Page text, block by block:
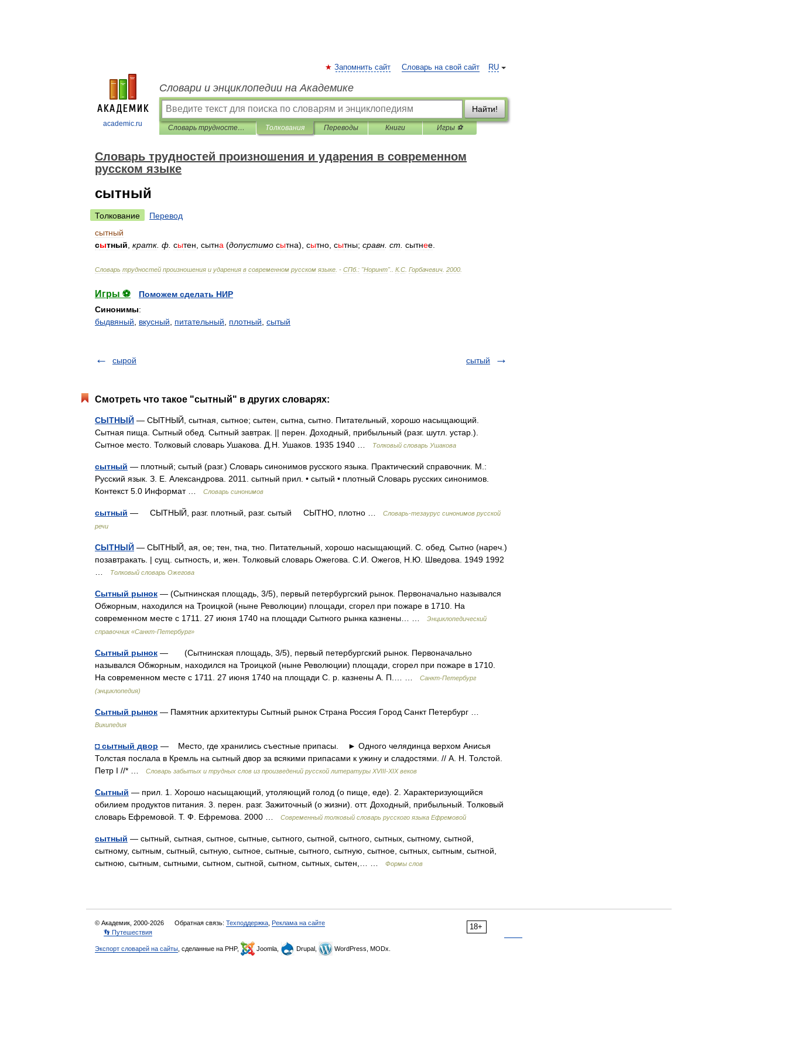
academic.ru
RU
Запомнить сайт Словарь на свой сайт
Словари и энциклопедии на Академике
Найти!
Словарь трудностей произношения и ударения в современном русском языке Толкования Переводы Книги Игры ⚽
Словарь трудностей произношения и ударения в современном
русском языке
сытный
Толкование
Перевод
сытный
сытный кратк ф сытен сытна (допустимо сытна), сытно сытны; сравн ст сытнее
Словарь трудностей произношения и ударения в современном русском языке . - СПб. : "Норинт". К.С Горбачевич 2000
Игры ⚽
Поможем сделать НИР
Синонимы:
быдвяный
вкусный питательный плотный сытый
сырой сытый
Смотреть что такое "сытный" в других словарях:
СЫТНЫЙ — СЫТНЫЙ, сытная, сытное; сытен, сытна, сытно. Питательный, хорошо насыщающий.
Сытная пища. Сытный обед. Сытный завтрак. || перен. Доходный, прибыльный (разг. шутл. устар.).
Сытное место. Толковый словарь Ушакова. Д.Н. Ушаков. 1935 1940 …
Толковый словарь Ушакова
сытный — плотный; сытый (разг.) Словарь синонимов русского языка. Практический справочник. М.:
Русский язык. З. Е. Александрова. 2011. сытный прил. • сытый • плотный Словарь русских синонимов.
Контекст 5.0 Информат …
Словарь синонимов
сытный — СЫТНЫЙ, разг. плотный, разг. сытый СЫТНО, плотно …
Словарь-тезаурус синонимов русской
речи
СЫТНЫЙ — СЫТНЫЙ, ая, ое; тен, тна, тно. Питательный, хорошо насыщающий. С. обед. Сытно (нареч.)
позавтракать. | сущ. сытность, и, жен. Толковый словарь Ожегова. С.И. Ожегов, Н.Ю. Шведова. 1949 1992
Толковый словарь Ожегова
Сытный рынок — (Сытнинская площадь, 3/5), первый петербургский рынок. Первоначально назывался
Обжорным, находился на Троицкой (ныне Революции) площади, сгорел при пожаре в 1710. На
современном месте с 1711. 27 июня 1740 на площади Сытного рынка казнены… …
Энциклопедический
справочник «Санкт-Петербург»
Сытный рынок — (Сытнинская площадь, 3/5), первый петербургский рынок. Первоначально
назывался Обжорным, находился на Троицкой (ныне Революции) площади, сгорел при пожаре в 1710.
На современном месте с 1711. 27 июня 1740 на площади С. р. казнены А. П.… …
Санкт-Петербург
(энциклопедия)
Сытный рынок — Памятник архитектуры Сытный рынок Страна Россия Город Санкт Петербург …
Википедия
◘ сытный двор — Место, где хранились съестные припасы. ► Одного челядинца верхом Анисья
Толстая послала в Кремль на сытный двор за всякими припасами к ужину и сладостями. // А. Н. Толстой.
Петр I //* …
Словарь забытых и трудных слов из произведений русской литературы ХVIII-ХIХ веков
Сытный — прил. 1. Хорошо насыщающий, утоляющий голод (о пище, еде). 2. Характеризующийся
обилием продуктов питания. 3. перен. разг. Зажиточный (о жизни). отт. Доходный, прибыльный. Толковый
словарь Ефремовой. Т. Ф. Ефремова. 2000 …
Современный толковый словарь русского языка Ефремовой
сытный — сытный, сытная, сытное, сытные, сытного, сытной, сытного, сытных, сытному, сытной,
сытному, сытным, сытный, сытную, сытное, сытные, сытного, сытную, сытное, сытных, сытным, сытной,
сытною, сытным, сытными, сытном, сытной, сытном, сытных, сытен,… …
Формы слов
18+
© Академик, 2000-2026 Обратная связь: Техподдержка Реклама на сайте
👣 Путешествия
Экспорт словарей на сайты , сделанные на PHP, Joomla, Drupal, WordPress, MODx.